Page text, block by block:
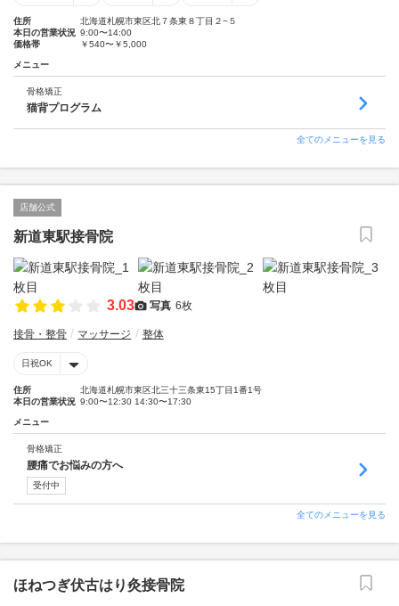
住所
北海道札幌市東区北７条東８丁目２−５
本日の営業状況 9:00〜14:00
価格帯
￥540〜￥5,000
メニュー
骨格矯正
猫背プログラム
全てのメニューを見る
店舗公式
新道東駅接骨院
3.03 写真 6枚
接骨・整骨 マッサージ 整体
日祝OK
住所
北海道札幌市東区北三十三条東15丁目1番1号
本日の営業状況 9:00〜12:30 14:30〜17:30
メニュー
骨格矯正
腰痛でお悩みの方へ
受付中
全てのメニューを見る
ほねつぎ伏古はり灸接骨院